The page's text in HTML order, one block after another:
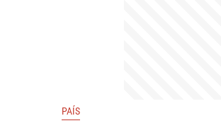
PAÍS